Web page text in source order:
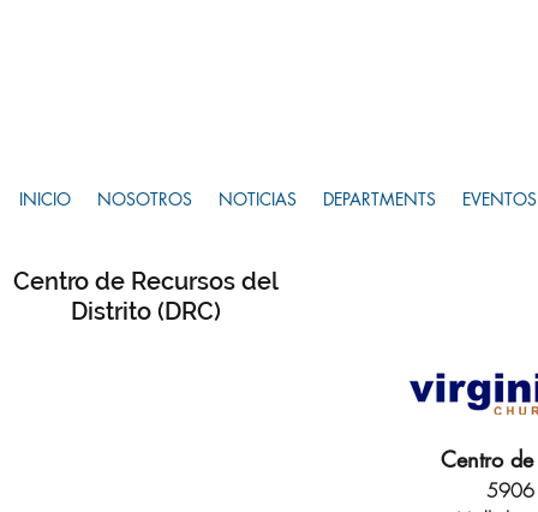
INICIO NOSOTROS NOTICIAS DEPARTMENTS EVENTOS
Centro de Recursos del
Distrito (DRC)
Centro
5906